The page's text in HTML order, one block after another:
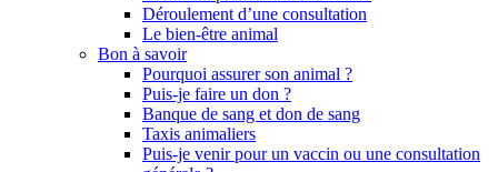
Déroulement d’une consultation
Le bien-être animal
Bon à savoir
Pourquoi assurer son animal ?
Puis-je faire un don ?
Banque de sang et don de sang
Taxis animaliers
Puis-je venir pour un vaccin ou une consultation